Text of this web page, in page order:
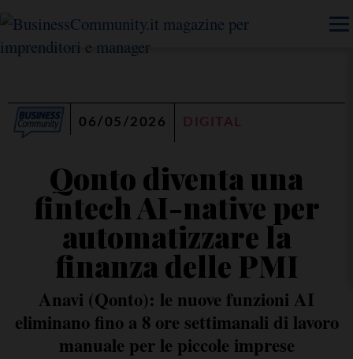
06/05/2026 DIGITAL
Qonto diventa una
fintech AI-native per
automatizzare la
finanza delle PMI
Anavi (Qonto): le nuove funzioni AI
eliminano fino a 8 ore settimanali di lavoro
manuale per le piccole imprese